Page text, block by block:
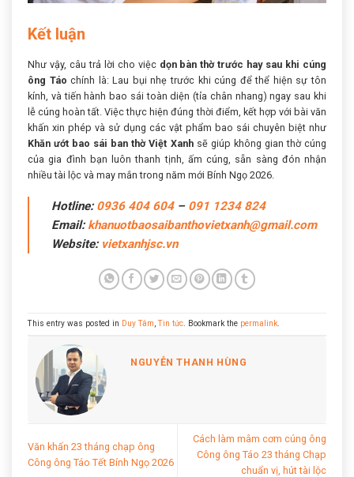
Kết luận
Như vậy, câu trả lời cho việc dọn bàn thờ trước hay sau khi cúng
ông Táo chính là: Lau bụi nhẹ trước khi cúng để thể hiện sự tôn
kính, và tiến hành bao sái toàn diện (tỉa chân nhang) ngay sau khi
lễ cúng hoàn tất. Việc thực hiện đúng thời điểm, kết hợp với bài văn
khấn xin phép và sử dụng các vật phẩm bao sái chuyên biệt như
Khăn ướt bao sái ban thờ Việt Xanhsẽ giúp không gian thờ cúng
của gia đình bạn luôn thanh tịnh, ấm cúng, sẵn sàng đón nhận
nhiều tài lộc và may mắn trong năm mới Bính Ngọ 2026.
Hotline: 0936 404 604– 091 1234 824
Email: khanuotbaosaibanthovietxanh@gmail.com
Website: vietxanhjsc.vn
This entry was posted in Duy Tâm ,Tin tức . Bookmark the permalink
NGUYỄN THANH HÙNG
Văn khấn 23 tháng chạp ông
Công ông Táo Tết Bính Ngọ 2026
Cách làm mâm cơm cúng ông
Công ông Táo 23 tháng Chạp
chuẩn vị, hút tài lộc